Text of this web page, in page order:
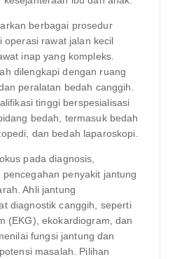
berbagai prosedur
operasi rawat jalan kecil
inap yang kompleks.
dilengkapi dengan ruang
peralatan bedah canggih.
tinggi berspesialisasi
bedah, termasuk bedah
dan bedah laparoskopi.
pada diagnosis,
penyakit jantung
Ahli jantung
diagnostik canggih, seperti
(EKG), ekokardiogram, dan
fungsi jantung dan
masalah. Pilihan